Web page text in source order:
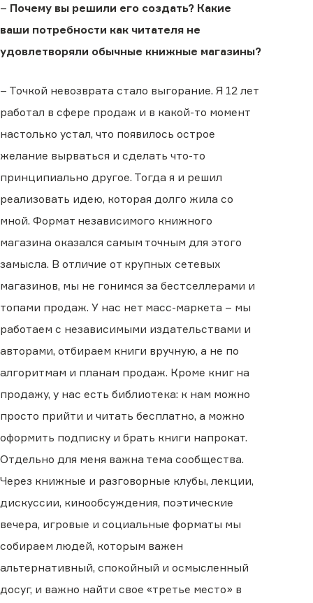
– Почему вы решили его создать? Какие
ваши потребности как читателя не
удовлетворяли обычные книжные магазины?
– Точкой невозврата стало выгорание. Я 12 лет
работал в сфере продаж и в какой-то момент
настолько устал, что появилось острое
желание вырваться и сделать что-то
принципиально другое. Тогда я и решил
реализовать идею, которая долго жила со
мной. Формат независимого книжного
магазина оказался самым точным для этого
замысла. В отличие от крупных сетевых
магазинов, мы не гонимся за бестселлерами и
топами продаж. У нас нет масс-маркета – мы
работаем с независимыми издательствами и
авторами, отбираем книги вручную, а не по
алгоритмам и планам продаж. Кроме книг на
продажу, у нас есть библиотека: к нам можно
просто прийти и читать бесплатно, а можно
оформить подписку и брать книги напрокат.
Отдельно для меня важна тема сообщества.
Через книжные и разговорные клубы, лекции,
дискуссии, кинообсуждения, поэтические
вечера, игровые и социальные форматы мы
собираем людей, которым важен
альтернативный, спокойный и осмысленный
досуг, и важно найти свое «третье место» в